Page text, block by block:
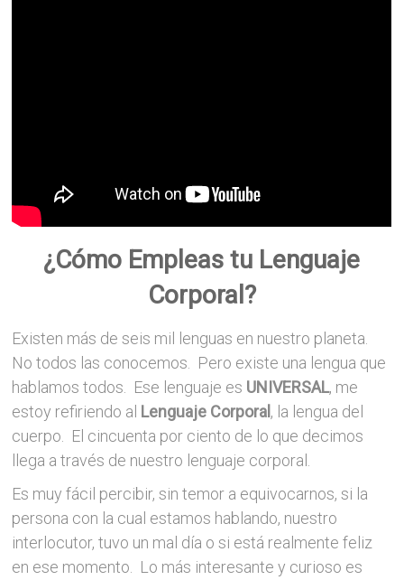
¿Cómo Empleas tu Lenguaje
Corporal?
Existen más de seis mil lenguas en nuestro planeta.
No todos las conocemos. Pero existe una lengua que
hablamos todos. Ese lenguaje es UNIVERSAL, me
estoy refiriendo al Lenguaje Corporal, la lengua del
cuerpo. El cincuenta por ciento de lo que decimos
llega a través de nuestro lenguaje corporal.
Es muy fácil percibir, sin temor a equivocarnos, si la
persona con la cual estamos hablando, nuestro
interlocutor, tuvo un mal día o si está realmente feliz
en ese momento. Lo más interesante y curioso es